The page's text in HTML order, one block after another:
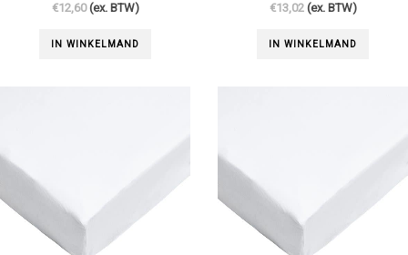
€12,60(ex. BTW)
IN WINKELMAND
€13,02(ex. BTW)
IN WINKELMAND